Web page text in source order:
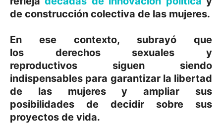
de construcción colectiva de las mujeres.
En ese contexto, subrayó que
los derechos sexuales y
reproductivos siguen siendo
indispensables para garantizar la libertad
de las mujeresy ampliar sus
posibilidades de decidir sobre sus
proyectos de vida.